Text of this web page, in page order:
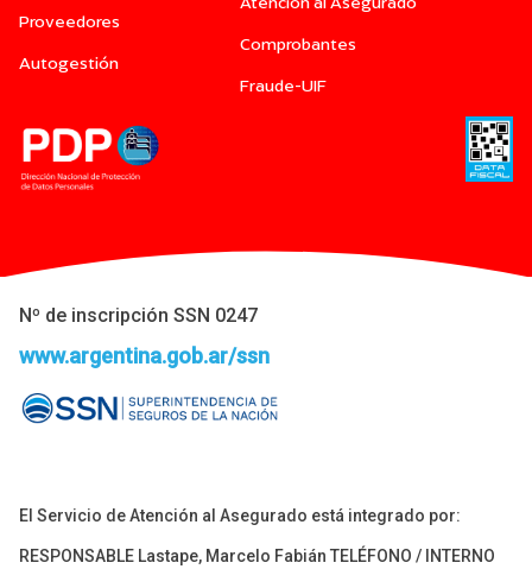
Proveedores
Autogestión
Comprobantes
Fraude-UIF
Nº de inscripción SSN 0247
www.argentina.gob.ar/ssn
El Servicio de Atención al Asegurado está integrado por:
RESPONSABLE Lastape, Marcelo Fabián TELÉFONO / INTERNO